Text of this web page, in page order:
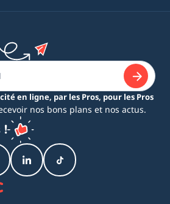
en ligne, par les Pros, pour les Pros
nos bons plans et nos actus.
!